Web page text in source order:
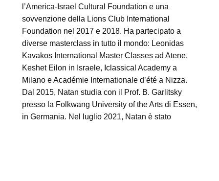
l’America-Israel Cultural Foundation e una
sovvenzione della Lions Club International
Foundation nel 2017 e 2018. Ha partecipato a
diverse masterclass in tutto il mondo: Leonidas
Kavakos International Master Classes ad Atene,
Keshet Eilon in Israele, Iclassical Academy a
Milano e Académie Internationale d’été a Nizza.
Dal 2015, Natan studia con il Prof. B. Garlitsky
presso la Folkwang University of the Arts di Essen,
in Germania. Nel luglio 2021, Natan è stato